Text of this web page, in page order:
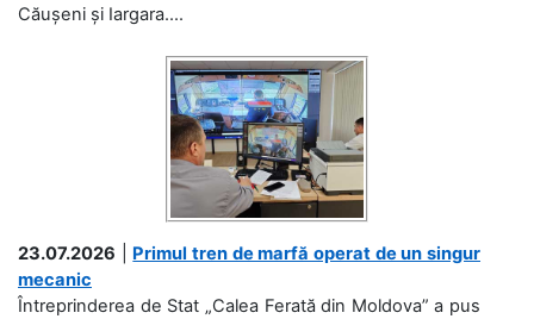
Căușeni și Iargara....
23.07.2026
Primul tren de marfă operat de un singur
mecanic
Întreprinderea de Stat „Calea Ferată din Moldova” a pus